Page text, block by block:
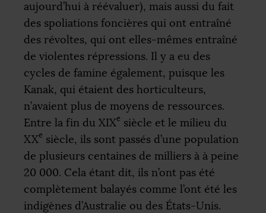
aujourd’hui à réévaluer), mais aussi du fait
des spoliations foncières qui ont entraîné
des révoltes, qui ont elles-mêmes entraîné
de violentes répressions. Il y a eu des
cycles de famine également, puisque les
Kanak, qui étaient des horticulteurs,
n’avaient plus de moyens de ressources.
Entre la fin du XIXe siècle et le milieu du
XXe siècle, ils sont passés d’une population
de plusieurs centaines de milliers à à peine
20 000. Cela étant dit, ils n’ont pas été
complètement balayés comme l’ont été les
indigènes d’Australie ou des États-Unis.